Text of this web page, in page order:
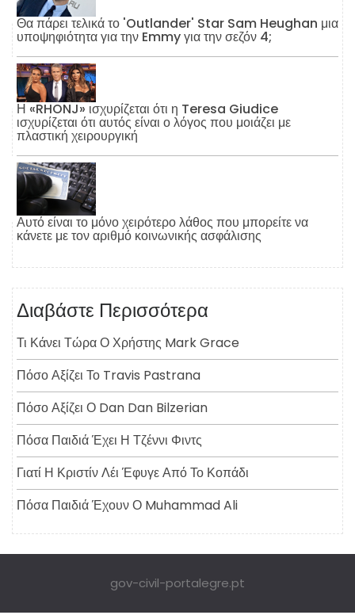
Θα πάρει τελικά το 'Outlander' Star Sam Heughan μια
υποψηφιότητα για την Emmy για την σεζόν 4;
Η «RHONJ» ισχυρίζεται ότι η Teresa Giudice
ισχυρίζεται ότι αυτός είναι ο λόγος που μοιάζει με
πλαστική χειρουργική
Αυτό είναι το μόνο χειρότερο λάθος που μπορείτε να
κάνετε με τον αριθμό κοινωνικής ασφάλισης
Διαβάστε Περισσότερα
Τι Κάνει Τώρα Ο Χρήστης Mark Grace
Πόσο Αξίζει Το Travis Pastrana
Πόσο Αξίζει Ο Dan Dan Bilzerian
Πόσα Παιδιά Έχει Η Τζέννι Φιντς
Γιατί Η Κριστίν Λέι Έφυγε Από Το Κοπάδι
Πόσα Παιδιά Έχουν Ο Muhammad Ali
gov-civil-portalegre.pt